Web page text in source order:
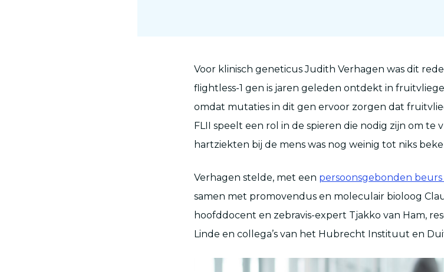
Voor klinisch geneticus Judith Verhagen was dit
flightless-1 gen is jaren geleden ontdekt in
omdat mutaties in dit gen ervoor zorgen dat
FLII speelt een rol in de spieren die nodig zijn om te
hartziekten bij de mens was nog weinig tot niks
Verhagen stelde, met een persoonsgebonden
samen met promovendus en moleculair bioloog
hoofddocent en zebravis-expert Tjakko van Ham,
Linde en collega’s van het Hubrecht Instituut en